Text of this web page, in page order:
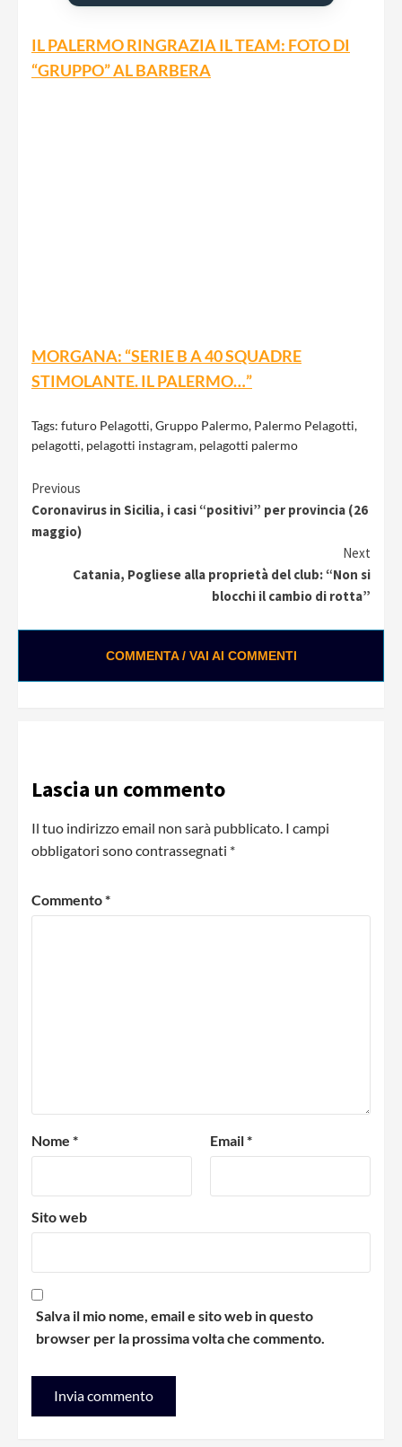
IL PALERMO RINGRAZIA IL TEAM: FOTO DI
“GRUPPO” AL BARBERA
MORGANA: “SERIE B A 40 SQUADRE
STIMOLANTE. IL PALERMO…”
Tags: futuro Pelagotti,Gruppo Palermo, Palermo Pelagotti,
pelagotti, pelagotti instagram, pelagotti palermo
Continue
Reading
Previous
Coronavirus in Sicilia, i casi “positivi” per provincia (26
maggio)
Next
Catania, Pogliese alla proprietà del club: “Non si
blocchi il cambio di rotta”
COMMENTA / VAI AI COMMENTI
Lascia un commento
Il tuo indirizzo email non sarà pubblicato. I campi
obbligatori sono contrassegnati *
Commento*
Nome * Email*
Sito web
Salva il mio nome, email e sito web in questo
browser per la prossima volta che commento.